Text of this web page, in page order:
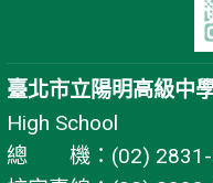
臺北市立陽明高級中
High School
總 機：(02) 2831-